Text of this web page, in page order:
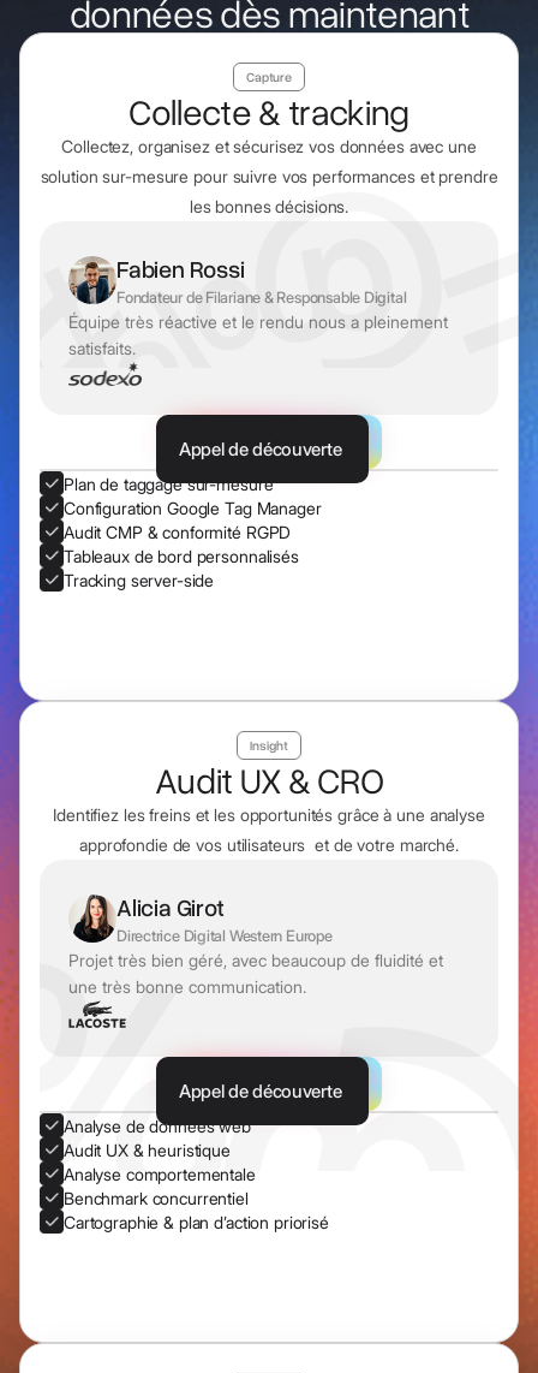
données dès maintenant
Capture
Collecte & tracking
Collectez, organisez et sécurisez vos données avec une
solution sur-mesure pour suivre vos performances et prendre
les bonnes décisions.
Fabien Rossi
Fondateur de Filariane & Responsable Digital
Équipe très réactive et le rendu nous a pleinement
satisfaits.
Appel de découverte
Plan de taggage sur-mesure
Configuration Google Tag Manager
Audit CMP & conformité RGPD
Tableaux de bord personnalisés
Tracking server-side
Insight
Audit UX & CRO
Identifiez les freins et les opportunités grâce à une analyse
approfondie de vos utilisateurs et de votre marché.
Alicia Girot
Directrice Digital Western Europe
Projet très bien géré, avec beaucoup de fluidité et
une très bonne communication.
Appel de découverte
Analyse de données web
Audit UX & heuristique
Analyse comportementale
Benchmark concurrentiel
Cartographie & plan d’action priorisé